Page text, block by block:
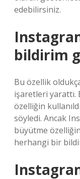
edebilirsiniz.
bildirim
Bu özellik
işaretleri yarattı.
özelliğin
söyledi. Ancak
büyütme
herhangi bir